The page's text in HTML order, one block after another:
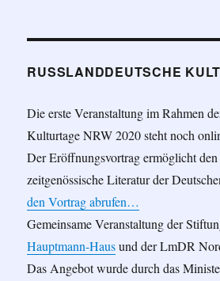
RUSSLANDDEUTSCHE
Die erste Veranstaltung im Rahmen
Kulturtage NRW 2020 steht noch
Der Eröffnungsvortrag ermöglicht
zeitgenössische Literatur der
den Vortrag abrufen…
Gemeinsame Veranstaltung der
Hauptmann-Hausund der LmDR
Das Angebot wurde durch das